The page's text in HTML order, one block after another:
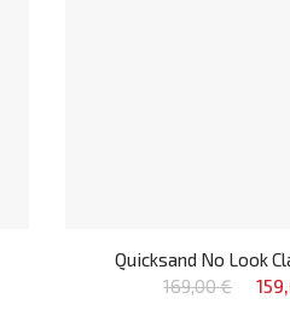
Quicksand No Look
169,00 €